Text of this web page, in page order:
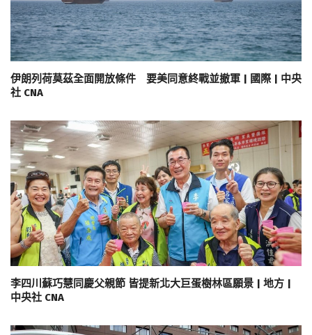
伊朗列荷莫茲全面開放條件 要美同意終戰並撤軍 | 國際 | 中央
社 CNA
李四川蘇巧慧同慶父親節 皆提新北大巨蛋樹林區願景 | 地方 |
中央社 CNA